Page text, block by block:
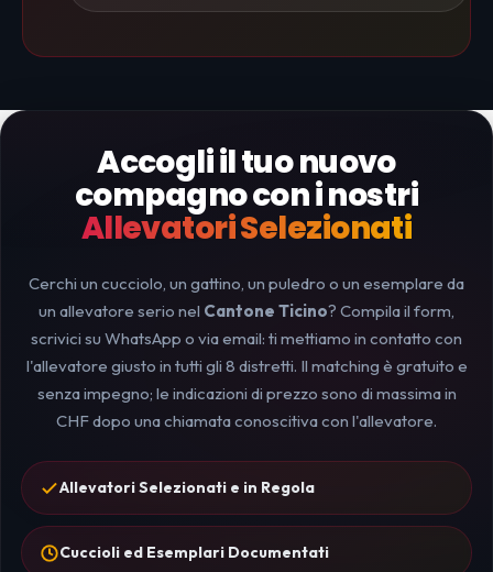
Accogli il tuo nuovo
compagno con i nostri
Allevatori Selezionati
Cerchi un cucciolo, un gattino, un puledro o un esemplare da
un allevatore serio nel Cantone Ticino? Compila il form,
scrivici su WhatsApp o via email: ti mettiamo in contatto con
l'allevatore giusto in tutti gli 8 distretti. Il matching è gratuito e
senza impegno; le indicazioni di prezzo sono di massima in
CHF dopo una chiamata conoscitiva con l'allevatore.
Allevatori Selezionati e in Regola
Cuccioli ed Esemplari Documentati